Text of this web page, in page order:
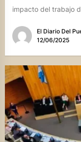
impacto del trabajo
El Diario Del
12/06/2025